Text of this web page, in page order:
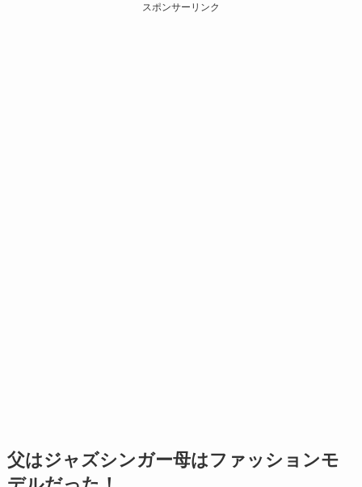
スポンサーリンク
父はジャズシンガー母はファッションモ